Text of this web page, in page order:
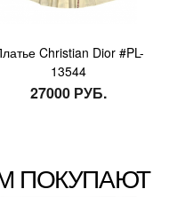
Christian Dior #PL-
13544
27000 РУБ.
ПОКУПАЮТ